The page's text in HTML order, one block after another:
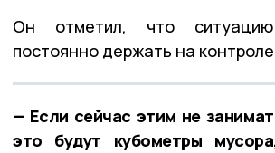
Он отметил, что
постоянно держать на
— Если сейчас этим не
это будут кубометры